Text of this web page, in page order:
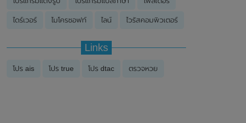
ไดร์เวอร์ ไมโครซอฟท์ ไลน์ ไวรัสคอมพิวเตอร์
Links
โปร ais โปร true โปร dtac ตรวจหวย